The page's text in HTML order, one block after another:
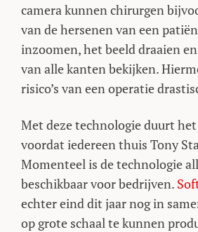
camera kunnen chirurgen
van de hersenen van een
inzoomen, het beeld draaien
van alle kanten bekijken.
risico’s van een operatie
Met deze technologie duurt
voordat iedereen thuis Tony
Momenteel is de technologie
beschikbaar voor bedrijven.
echter eind dit jaar nog in
op grote schaal te kunnen